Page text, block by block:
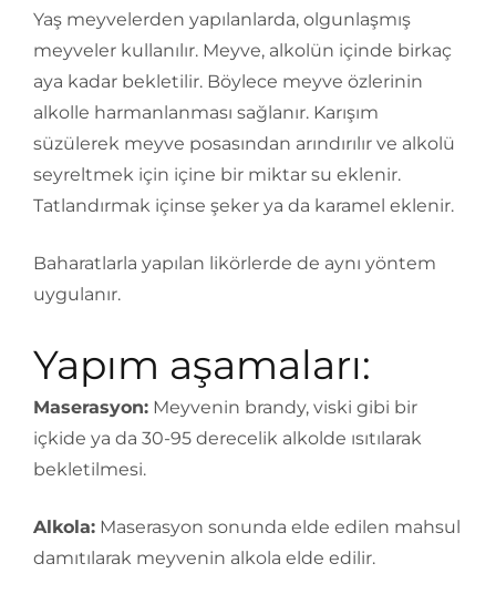
Yaş meyvelerden yapılanlarda, olgunlaşmış
meyveler kullanılır. Meyve, alkolün içinde birkaç
aya kadar bekletilir. Böylece meyve özlerinin
alkolle harmanlanması sağlanır. Karışım
süzülerek meyve posasından arındırılır ve alkolü
seyreltmek için içine bir miktar su eklenir.
Tatlandırmak içinse şeker ya da karamel eklenir.
Baharatlarla yapılan likörlerde de aynı yöntem
uygulanır.
Yapım aşamaları:
Maserasyon: Meyvenin brandy, viski gibi bir
içkide ya da 30-95 derecelik alkolde ısıtılarak
bekletilmesi.
Alkola: Maserasyon sonunda elde edilen mahsul
damıtılarak meyvenin alkola elde edilir.